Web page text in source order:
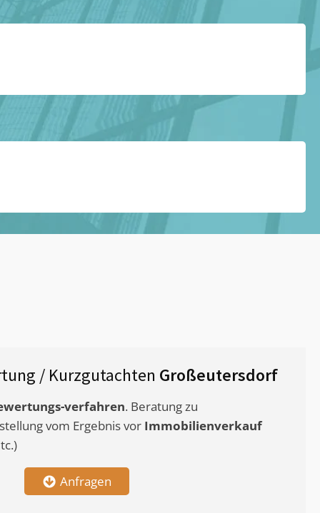
/ Kurzgutachten Großeutersdorf
verfahren. Beratung zu
vom Ergebnis vor Immobilienverkauf
Anfragen